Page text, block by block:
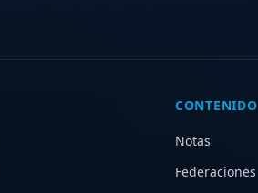
CONTENIDO
Notas
Federaciones